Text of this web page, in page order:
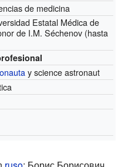
de medicina
Estatal Médica de
de I.M. Séchenov (hasta
y science astronaut